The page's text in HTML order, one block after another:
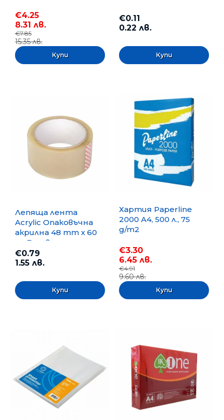
€4.25
8.31 лв.
€7.85
15.35 лв.
€0.11
0.22 лв.
Лепяща лента
Acrylic Опаковъчна
акрилна 48 mm x 60
m, Безцветна
€0.79
1.55 лв.
Хартия Paperline
2000 A4, 500 л., 75
g/m2
€3.30
6.45 лв.
€4.91
9.60 лв.